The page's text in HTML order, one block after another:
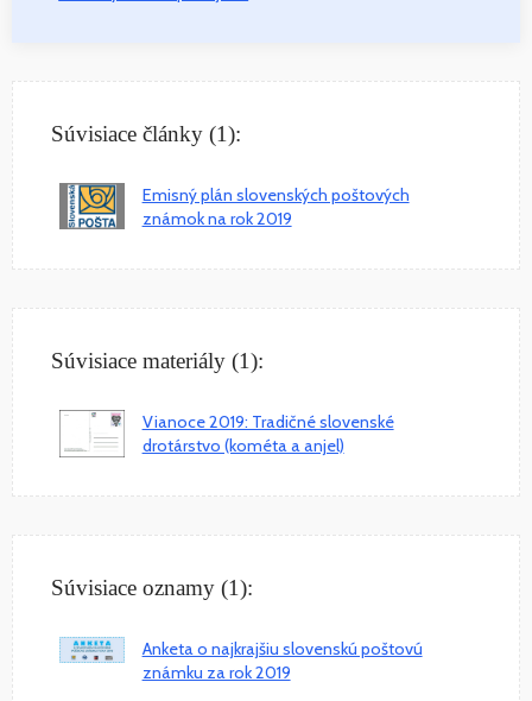
Súvisiace články (1):
Emisný plán slovenských poštových
známok na rok 2019
Súvisiace materiály (1):
Vianoce 2019: Tradičné slovenské
drotárstvo (kométa a anjel)
Súvisiace oznamy (1):
Anketa o najkrajšiu slovenskú poštovú
známku za rok 2019